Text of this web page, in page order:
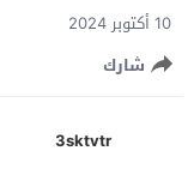
10 أكتوبر 2024
شارك
3sktvtr